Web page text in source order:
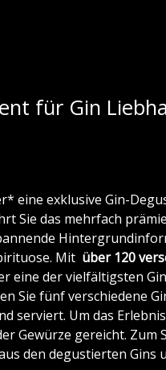
für Gin
eine exklusive Gin-
Sie das mehrfach
Mit über 120
eine der vielfältigsten
Sie fünf verschiedene
serviert. Um das
Gewürze gereicht. Zum
den degustierten Gins